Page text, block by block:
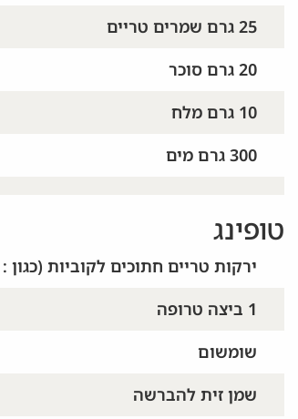
25 גרם שמרים טריים
20 גרם סוכר
10 גרם מלח
300 גרם מים
טופינג
ירקות טריים חתוכים לקוביות
1 ביצה טרופה
שומשום
שמן זית להברשה